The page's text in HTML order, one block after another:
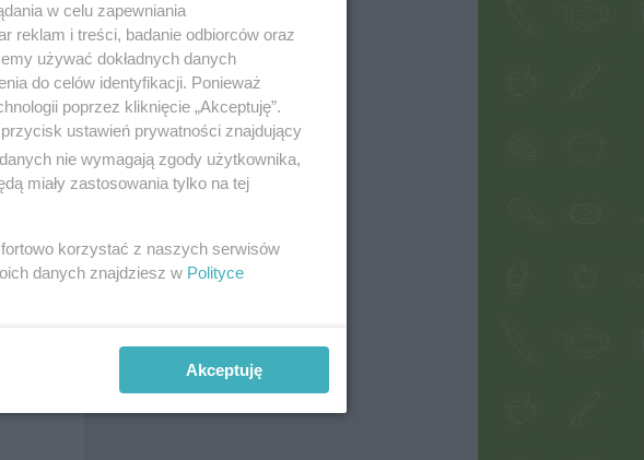
w celu zapewniania
reklam i treści, badanie odbiorców oraz
używać dokładnych danych
do celów identyfikacji. Ponieważ
poprzez kliknięcie „Akceptuję”.
ustawień prywatności znajdujący
nie wymagają zgody użytkownika,
miały zastosowania tylko na tej
korzystać z naszych serwisów
danych znajdziesz w Polityce
Akceptuję